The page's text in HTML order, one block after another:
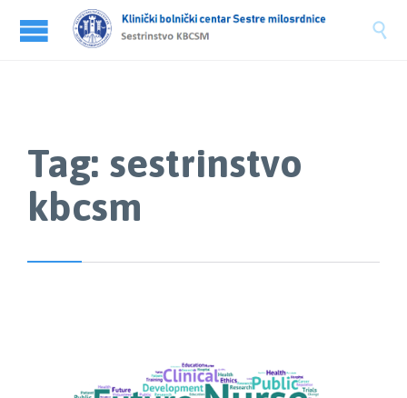

Tag: sestrinstvo
kbcsm